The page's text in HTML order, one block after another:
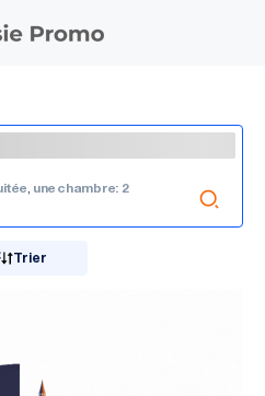
une chambre: 2
Trier